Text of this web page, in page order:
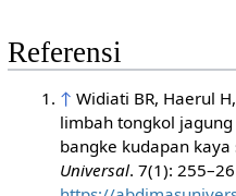
Referensi
↑ Widiati BR, Haerul
limbah tongkol
bangke kudapan
Universal. 7(1):